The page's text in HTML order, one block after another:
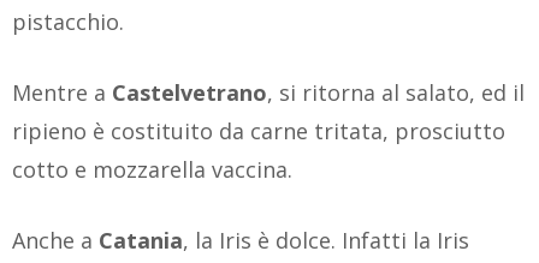
pistacchio.
Mentre a Castelvetrano, si ritorna al salato, ed il
ripieno è costituito da carne tritata, prosciutto
cotto e mozzarella vaccina.
Anche a Catania, la Iris è dolce. Infatti la Iris